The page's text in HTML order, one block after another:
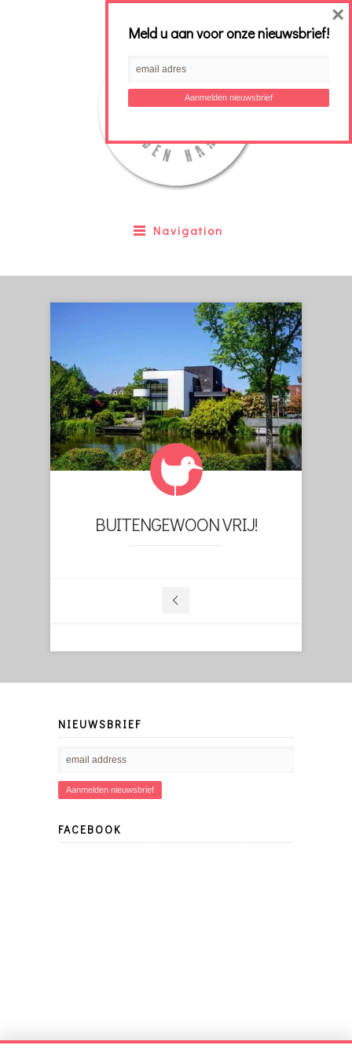
Navigation
BUITENGEWOON VRIJ!
NIEUWSBRIEF
FACEBOOK
Meld u aan voor onze nieuwsbrief!
×